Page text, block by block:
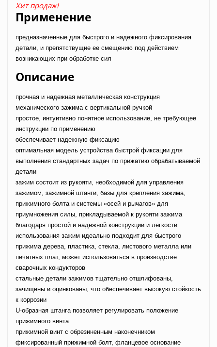
Хит продаж!
Применение
предназначенные для быстрого и надежного фиксирования
детали, и препятствущие ее смещению под действием
возникающих при обработке сил
Описание
прочная и надежная металлическая конструкция
механического зажима с вертикальной ручкой
простое, интуитивно понятное использование, не требующее
инструкции по применению
обеспечивает надежную фиксацию
оптимальная модель устройства быстрой фиксации для
выполнения стандартных задач по прижатию обрабатываемой
детали
зажим состоит из рукояти, необходимой для управления
зажимом, зажимной штанги, базы для крепления зажима,
прижимного болта и системы «осей и рычагов» для
приумножения силы, прикладываемой к рукояти зажима
благодаря простой и надежной конструкции и легкости
использования зажим идеально подходит для быстрого
прижима дерева, пластика, стекла, листового металла или
печатных плат, может использоваться в производстве
сварочных кондукторов
стальные детали зажимов тщательно отшлифованы,
зачищены и оцинкованы, что обеспечивает высокую стойкость
к коррозии
U-образная штанга позволяет регулировать положение
прижимного винта
прижимной винт с обрезиненным наконечником
фиксированный прижимной болт, фланцевое основание